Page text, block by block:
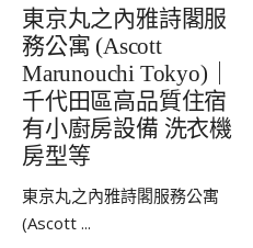
東京丸之內雅詩閣服
務公寓 (Ascott
Marunouchi Tokyo)｜
千代田區高品質住宿
有小廚房設備 洗衣機
房型等
東京丸之內雅詩閣服務公寓
(Ascott ...